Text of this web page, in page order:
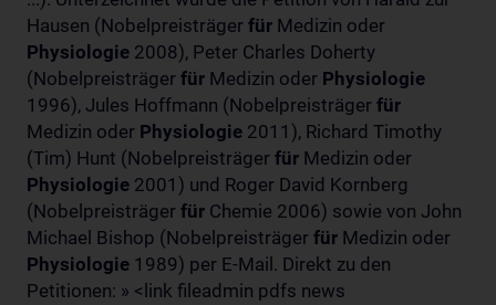
Hausen (Nobelpreisträger für Medizin oder
Physiologie 2008), Peter Charles Doherty
(Nobelpreisträger für Medizin oder Physiologie
1996), Jules Hoffmann (Nobelpreisträger für
Medizin oder Physiologie 2011), Richard Timothy
(Tim) Hunt (Nobelpreisträger für Medizin oder
Physiologie 2001) und Roger David Kornberg
(Nobelpreisträger für Chemie 2006) sowie von John
Michael Bishop (Nobelpreisträger für Medizin oder
Physiologie 1989) per E-Mail. Direkt zu den
Petitionen: » <link fileadmin pdfs news